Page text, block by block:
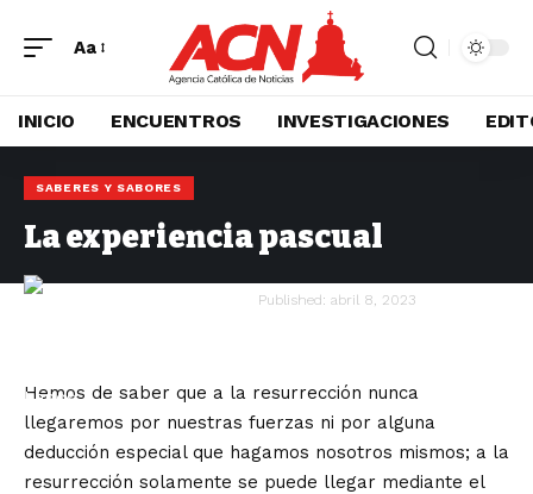
Aa
INICIO ENCUENTROS INVESTIGACIONES
SABERES Y SABORES
La experiencia pascual
Published: abril 8, 2023
Hemos de saber que a la resurrección nunca
llegaremos por nuestras fuerzas ni por alguna
deducción especial que hagamos nosotros mismos; a la
resurrección solamente se puede llegar mediante el